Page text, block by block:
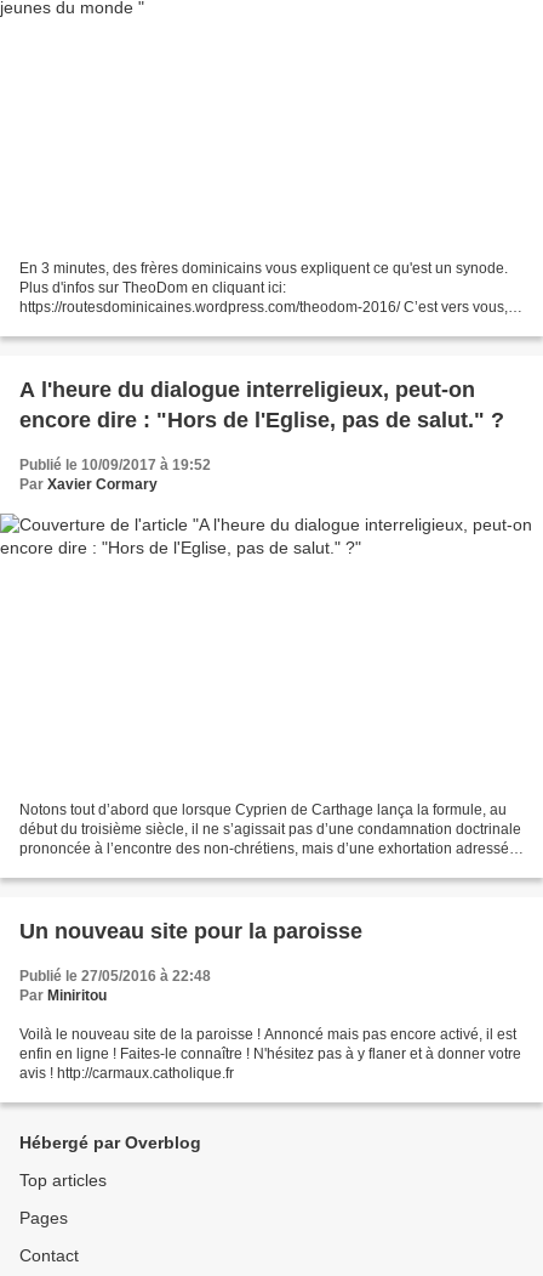
En 3 minutes, des frères dominicains vous expliquent ce qu'est un synode.
Plus d'infos sur TheoDom en cliquant ici:
https://routesdominicaines.wordpress.com/theodom-2016/ C’est vers vous,
A l'heure du dialogue interreligieux, peut-on
encore dire : "Hors de l'Eglise, pas de salut." ?
Publié le 10/09/2017 à 19:52
Par Xavier Cormary
Notons tout d’abord que lorsque Cyprien de Carthage lança la formule, au
début du troisième siècle, il ne s’agissait pas d’une condamnation doctrinale
prononcée à l’encontre des non-chrétiens, mais d’une exhortation adressée
Un nouveau site pour la paroisse
Publié le 27/05/2016 à 22:48
Par Miniritou
Voilà le nouveau site de la paroisse ! Annoncé mais pas encore activé, il est
enfin en ligne ! Faites-le connaître ! N'hésitez pas à y flaner et à donner votre
avis ! http://carmaux.catholique.fr
Hébergé par Overblog
Top articles
Pages
Contact